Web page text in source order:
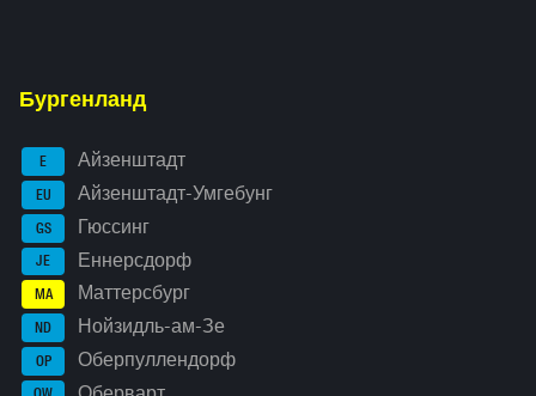
Бургенланд
E Айзенштадт
EU Айзенштадт-Умгебунг
GS Гюссинг
JE Еннерсдорф
MA Маттерсбург
ND Нойзидль-ам-Зе
OP Оберпуллендорф